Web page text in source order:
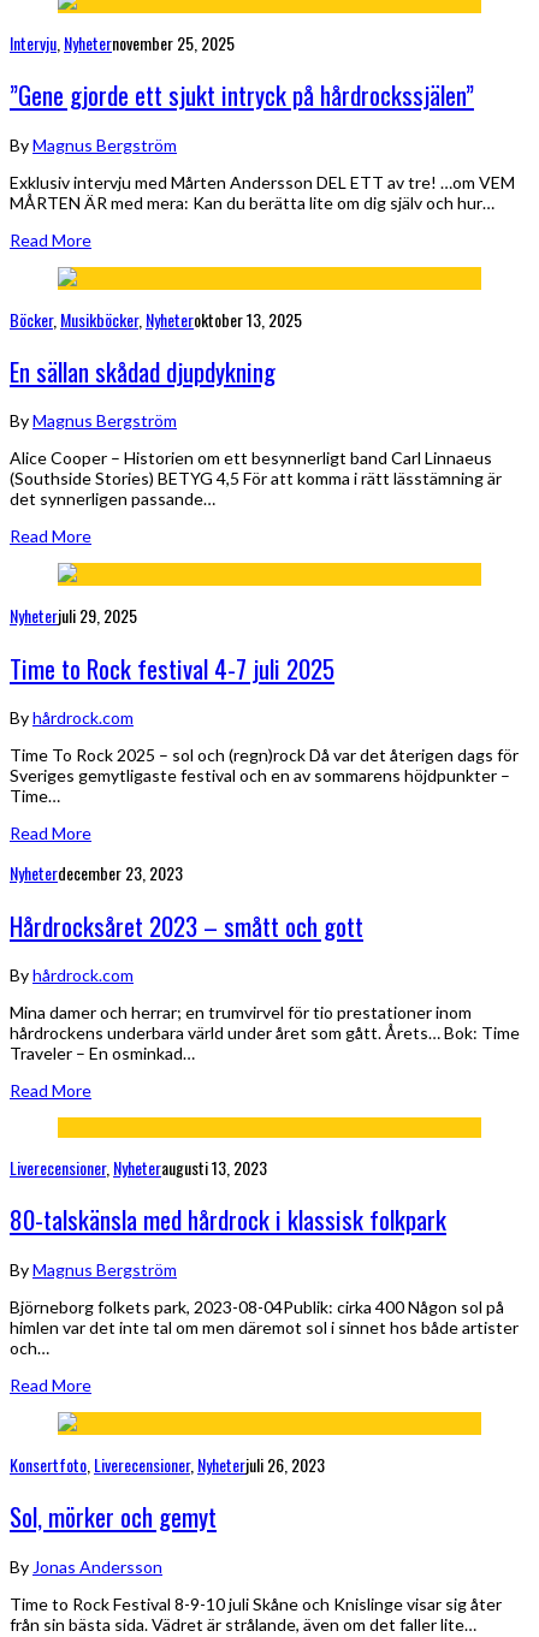
Intervju Nyheternovember 25, 2025
”Gene gjorde ett sjukt intryck på hårdrockssjälen”
ByMagnus Bergström
Exklusiv intervju med Mårten Andersson DEL ETT av tre! …om VEM
MÅRTEN ÄR med mera: Kan du berätta lite om dig själv och hur…
Read More
Böcker, Musikböcker, Nyheteroktober 13, 2025
En sällan skådad djupdykning
ByMagnus Bergström
Alice Cooper – Historien om ett besynnerligt band Carl Linnaeus
(Southside Stories) BETYG 4,5 För att komma i rätt lässtämning är
det synnerligen passande…
Read More
Nyheterjuli 29, 2025
Time to Rock festival 4-7 juli 2025
Byhårdrock.com
Time To Rock 2025 – sol och (regn)rock Då var det återigen dags för
Sveriges gemytligaste festival och en av sommarens höjdpunkter –
Time…
Read More
Nyheterdecember 23, 2023
Hårdrocksåret 2023 – smått och gott
Byhårdrock.com
Mina damer och herrar; en trumvirvel för tio prestationer inom
hårdrockens underbara värld under året som gått. Årets… Bok: Time
Traveler – En osminkad…
Read More
Liverecensioner, Nyheteraugusti 13, 2023
80-talskänsla med hårdrock i klassisk folkpark
ByMagnus Bergström
Björneborg folkets park, 2023-08-04Publik: cirka 400 Någon sol på
himlen var det inte tal om men däremot sol i sinnet hos både artister
och…
Read More
Konsertfoto Liverecensioner, Nyheterjuli 26, 2023
Sol, mörker och gemyt
By Jonas Andersson
Time to Rock Festival 8-9-10 juli Skåne och Knislinge visar sig åter
från sin bästa sida. Vädret är strålande, även om det faller lite…